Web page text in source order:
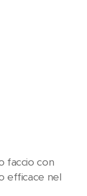
faccio con
efficace nel